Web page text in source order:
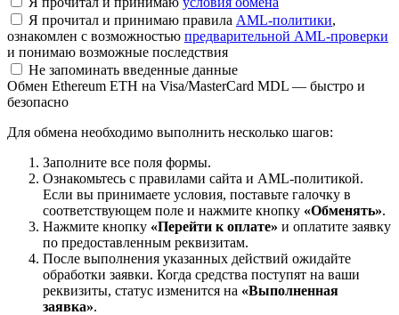
Я прочитал и принимаю правила AML-политики,
ознакомлен с возможностью предварительной AML-проверки
и понимаю возможные последствия
Не запоминать введенные данные
Обмен Ethereum ETH на Visa/MasterCard MDL — быстро и
безопасно
Для обмена необходимо выполнить несколько шагов:
Заполните все поля формы.
Ознакомьтесь с правилами сайта и AML-политикой.
Если вы принимаете условия, поставьте галочку в
соответствующем поле и нажмите кнопку «Обменять».
Нажмите кнопку «Перейти к оплате» и оплатите заявку
по предоставленным реквизитам.
После выполнения указанных действий ожидайте
обработки заявки. Когда средства поступят на ваши
реквизиты, статус изменится на «Выполненная
заявка».